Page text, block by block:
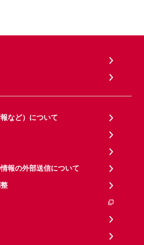
など）について
報の外部送信について